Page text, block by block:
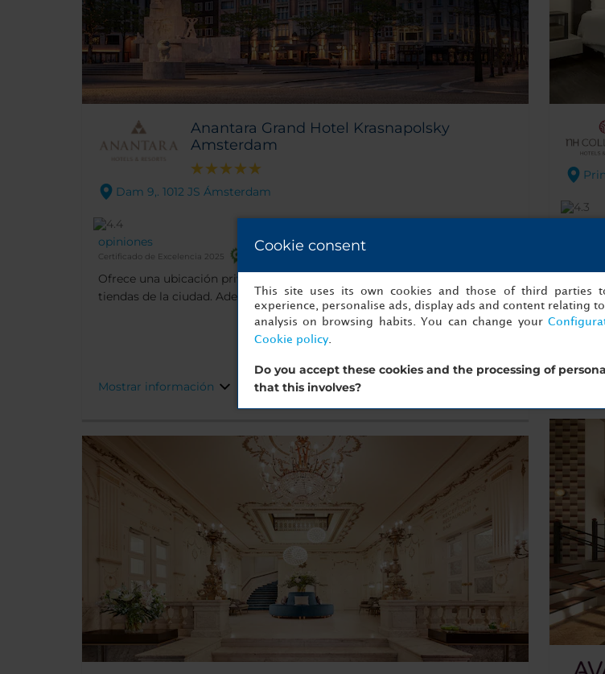
Anantara Grand Hotel Krasnapolsky
Amsterdam
Dam 9,. 1012 JS Ámsterdam
opiniones
Certificado de Excelencia 2025
Ofrece una ubicación privilegiada para visitar algunas de las mejores
tiendas de la ciudad. Además, se encuentra cerca de los mayores puntos
de interés del la capital holandesa.
Mostrar información
El
almacenes
es
Cookie consent
This site uses its own cookies and those of third parties
experience, personalise ads, display ads and content relating
analysis on browsing habits. You can change your
Cookie policy.
Do you accept these cookies and the processing of
that this involves?